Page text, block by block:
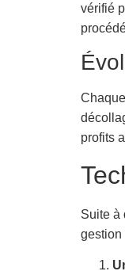
vérifié
profits
Suite à
gestion